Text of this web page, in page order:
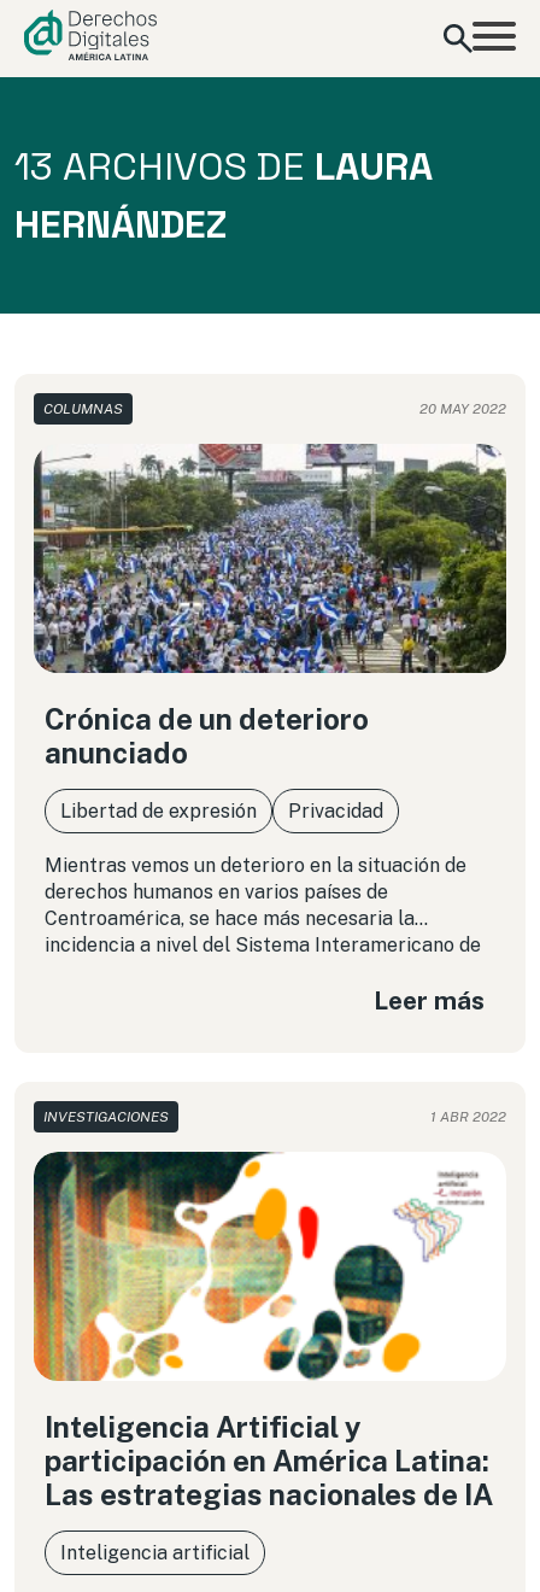
contenido
13 ARCHIVOS DE LAURA
HERNÁNDEZ
COLUMNAS 20 MAY 2022
Crónica de un deterioro
anunciado
Libertad de expresión Privacidad
Mientras vemos un deterioro en la situación de
derechos humanos en varios países de
Centroamérica, se hace más necesaria la
incidencia a nivel del Sistema Interamericano de
utilizar las herramientas disponibles en losLeer más
INVESTIGACIONES 1 ABR 2022
Inteligencia Artificial y
participación en América Latina:
Las estrategias nacionales de IA
Inteligencia artificial